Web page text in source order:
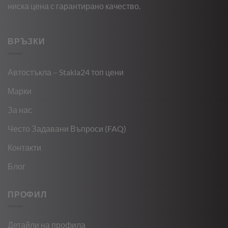
ниска цена с гарантирано качество.
ВРЪЗКИ
Автостъкла – Stakla24 топ цени
Марки
За нас
Често Задавани Въпроси (FAQ)
Контакти
Блог
ПРОФИЛ
Детайли на профила